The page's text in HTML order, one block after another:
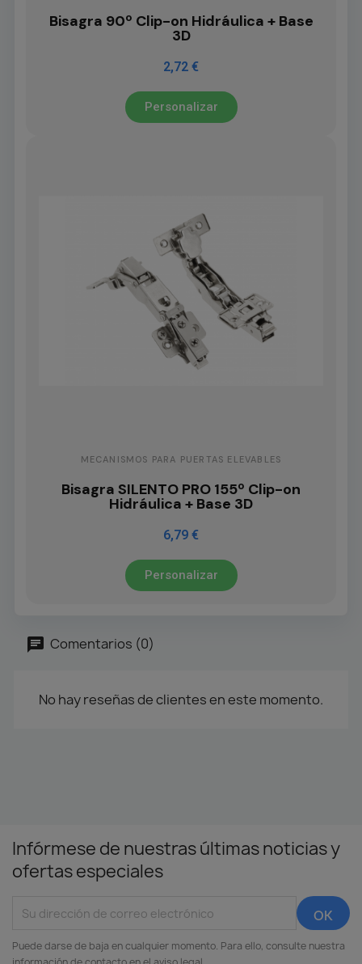
Bisagra 90º Clip-on Hidráulica + Base
3D
2,72 €
Personalizar
MECANISMOS PARA PUERTAS ELEVABLES
Bisagra SILENTO PRO 155º Clip-on
Hidráulica + Base 3D
6,79 €
Personalizar
Comentarios (0)
No hay reseñas de clientes en este momento.
Infórmese de nuestras últimas noticias y
ofertas especiales
Puede darse de baja en cualquier momento. Para ello, consulte nuestra